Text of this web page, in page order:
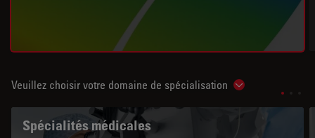
Veuillez choisir votre domaine de spécialisation Show
Spécialités médicales